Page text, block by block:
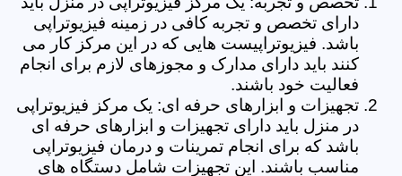
دارای تخصص و تجربه کافی در زمینه فیزیوتراپی
باشد. فیزیوتراپیست هایی که در این مرکز کار می
کنند باید دارای مدارک و مجوزهای لازم برای انجام
فعالیت خود باشند.
تجهیزات و ابزارهای حرفه ای: یک مرکز فیزیوتراپی
در منزل باید دارای تجهیزات و ابزارهای حرفه ای
باشد که برای انجام تمرینات و درمان فیزیوتراپی
مناسب باشند. این تجهیزات شامل دستگاه های